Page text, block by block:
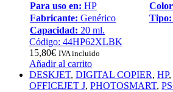
Para uso en: HP
Fabricante: Genérico Tipo:
Capacidad: 20 ml.
Código: 44HP62XLBK
15,80€ IVA incluido
Añadir al carrito
DESKJET, DIGITAL COPIER, HP,
OFFICEJET J, PHOTOSMART,